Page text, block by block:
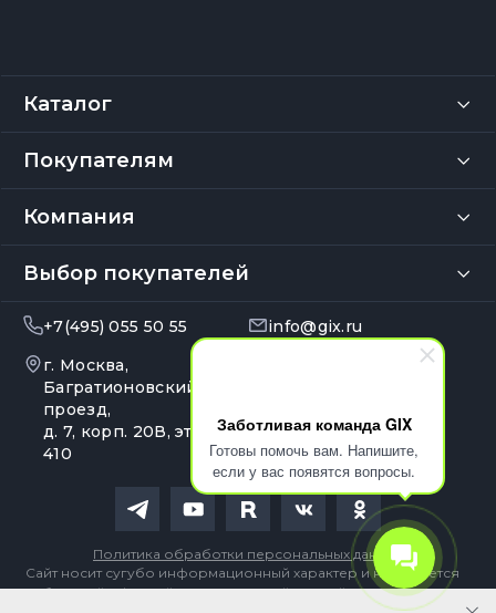
Заботливая команда GIX
Готовы помочь вам. Напишите,
если у вас появятся вопросы.
Каталог
Покупателям
Компания
Выбор покупателей
+7(495) 055 50 55
info@gix.ru
г. Москва,
Багратионовский
проезд,
д. 7, корп. 20В, эт. 4, оф.
410
Сайт носит сугубо информационный характер и не является
публичной офертой, определяемой Статьей 437 (2) ГК РФ
Политика обработки персональных данных